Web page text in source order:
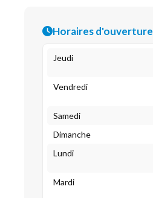
Horaires d'ouverture
Jeudi
Vendredi
Samedi
Dimanche
Lundi
Mardi